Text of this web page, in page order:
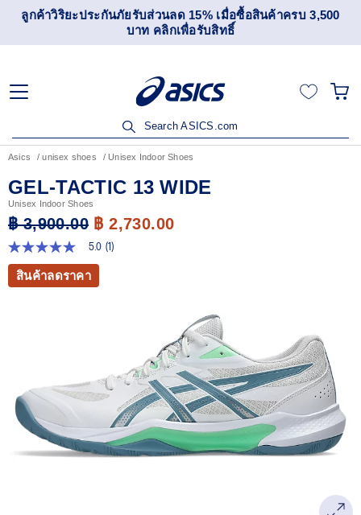
ลูกค้าวิริยะประกันภัยรับส่วนลด 15% เมื่อซื้อสินค้าครบ 3,500
บาท คลิกเพื่อรับสิทธิ์
Search ASICS.com
Asics unisex shoes Unisex Indoor Shoes
GEL-TACTIC 13 WIDE
Unisex Indoor Shoes
฿ 3,900.00 ฿ 2,730.00
5.0
จาก
ดาว
หน้า
เดียวกัน
5.0 (1)
สินค้าลดราคา